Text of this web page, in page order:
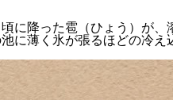
に降った雹（ひょう）が、
に薄く氷が張るほどの冷え